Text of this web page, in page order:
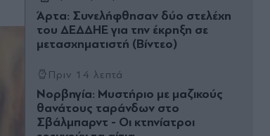
Άρτα: Συνελήφθησαν δύο στελέχη
του ΔΕΔΔΗΕ για την έκρηξη σε
μετασχηματιστή (Βίντεο)
Πριν 14 λεπτά
Νορβηγία: Μυστήριο με μαζικούς
θανάτους ταράνδων στο
Σβάλμπαρντ - Οι κτηνίατροι